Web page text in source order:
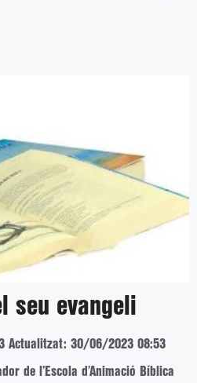
seu evangeli
Actualitzat: 30/06/2023 08:53
de l’Escola d’Animació Bíblica